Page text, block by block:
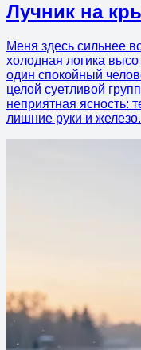
Лучник на
Меня здесь сильнее
холодная логика
один спокойный
целой суетливой
неприятная ясность:
лишние руки и железо.